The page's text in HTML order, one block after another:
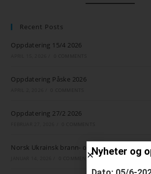
Recent Posts
Oppdatering 15/4 2026
Oppdatering Påske 2026
Oppdatering 27/2 2026
Norsk Ukrainsk brann- og ambulansestøtte
0 COMMENTS
Nyheter og